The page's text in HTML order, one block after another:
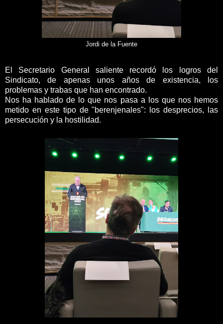
Jordi de la Fuente
El Secretario General saliente recordó los logros del
Sindicato, de apenas unos años de existencia, los
problemas y trabas que han encontrado.
Nos ha hablado de lo que nos pasa a los que nos hemos
metido en este tipo de "berenjenales": los desprecios, las
persecución y la hostilidad.